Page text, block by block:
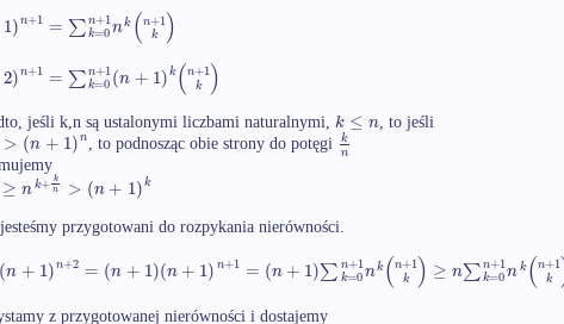
1)n+1 = ∑n+1
k=0nk (n+1
k )
2)n+1 = ∑n+1
k=0(n + 1)k (n+1
k )
jeśli k,n są ustalonymi liczbami naturalnymi, k ≤ n, to jeśli
> (n + 1)n, to podnosząc obie strony do potęgi k
n
≥ nk+ k
n
> (n+ 1)k
przygotowani do rozpykania nierówności.
(n + 1)n+2 = (n + 1)(n+ 1) n+1 = (n+ 1)∑ n+1
k=0nk(n+1
k ) ≥ n∑n+1
k=0nk(n+1
k
z przygotowanej nierówności i dostajemy